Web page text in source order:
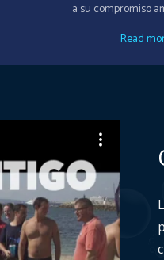
a su compromiso
Read